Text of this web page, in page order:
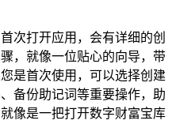
次打开应用，会有详细的创
，就像一位贴心的向导，带
是首次使用，可以选择创建
备份助记词等重要操作，助
像是一把打开数字财富宝库